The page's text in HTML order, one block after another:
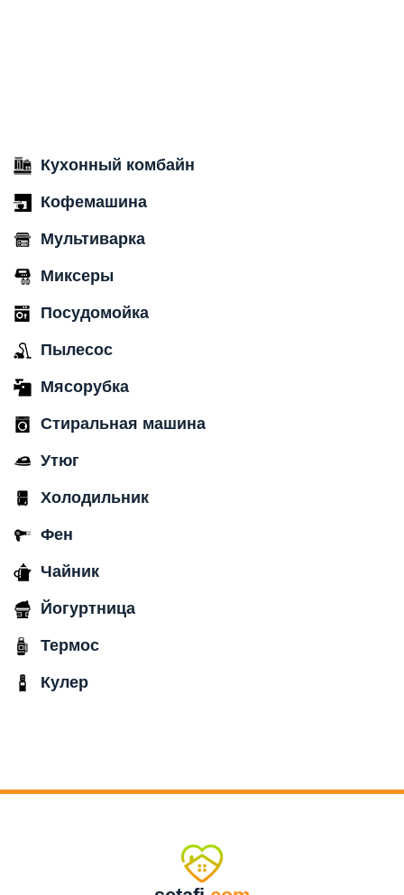
Кухонный комбайн
Кофемашина
Мультиварка
Миксеры
Посудомойка
Пылесос
Мясорубка
Стиральная машина
Утюг
Холодильник
Фен
Чайник
Йогуртница
Термос
Кулер